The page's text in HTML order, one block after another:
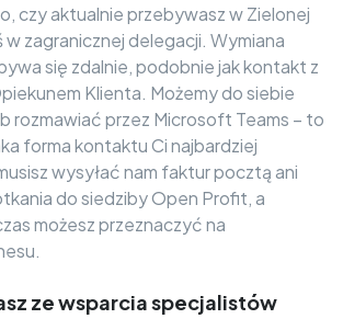
czy aktualnie przebywasz w Zielonej
zagranicznej delegacji. Wymiana
się zdalnie, podobnie jak kontakt z
Klienta. Możemy do siebie
rozmawiać przez Microsoft Teams – to
forma kontaktu Ci najbardziej
wysyłać nam faktur pocztą ani
do siedziby Open Profit, a
możesz przeznaczyć na
ze wsparcia specjalistów